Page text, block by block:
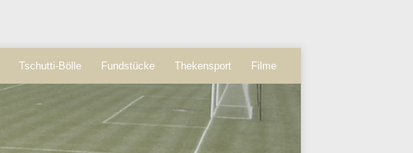
Tschutti-Bölle Fundstücke Thekensport Filme